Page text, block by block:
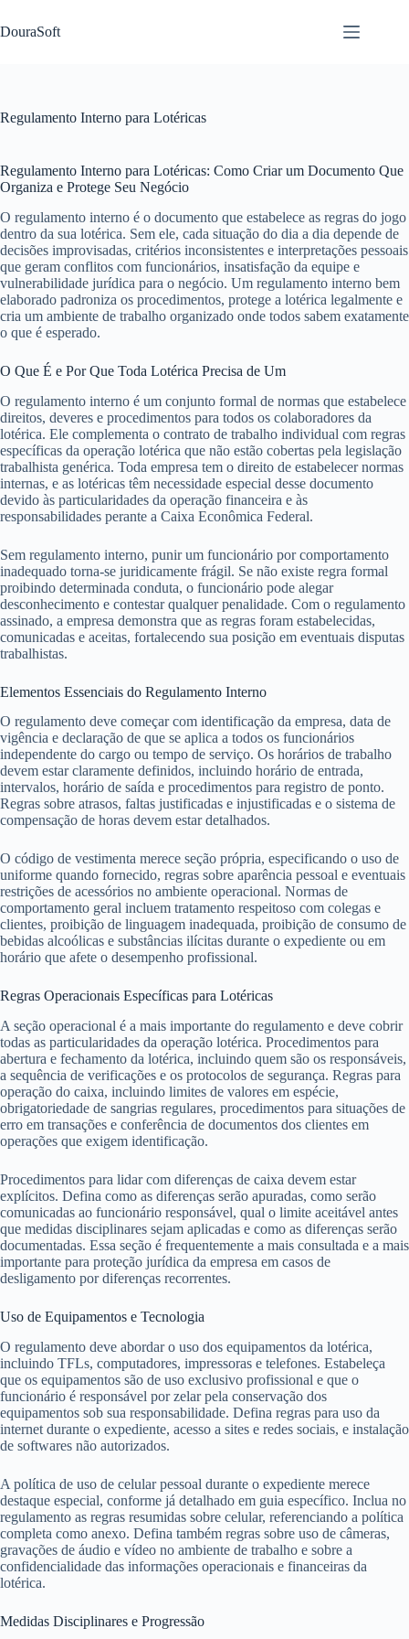
para
o
DouraSoft
Regulamento Interno para Lotéricas
Regulamento Interno para Lotéricas: Como Criar um Documento Que
Organiza e Protege Seu Negócio
O regulamento interno é o documento que estabelece as regras do jogo
dentro da sua lotérica. Sem ele, cada situação do dia a dia depende de
decisões improvisadas, critérios inconsistentes e interpretações pessoais
que geram conflitos com funcionários, insatisfação da equipe e
vulnerabilidade jurídica para o negócio. Um regulamento interno bem
elaborado padroniza os procedimentos, protege a lotérica legalmente e
cria um ambiente de trabalho organizado onde todos sabem exatamente
o que é esperado.
O Que É e Por Que Toda Lotérica Precisa de Um
O regulamento interno é um conjunto formal de normas que estabelece
direitos, deveres e procedimentos para todos os colaboradores da
lotérica. Ele complementa o contrato de trabalho individual com regras
específicas da operação lotérica que não estão cobertas pela legislação
trabalhista genérica. Toda empresa tem o direito de estabelecer normas
internas, e as lotéricas têm necessidade especial desse documento
devido às particularidades da operação financeira e às
responsabilidades perante a Caixa Econômica Federal.
Sem regulamento interno, punir um funcionário por comportamento
inadequado torna-se juridicamente frágil. Se não existe regra formal
proibindo determinada conduta, o funcionário pode alegar
desconhecimento e contestar qualquer penalidade. Com o regulamento
assinado, a empresa demonstra que as regras foram estabelecidas,
comunicadas e aceitas, fortalecendo sua posição em eventuais disputas
trabalhistas.
Elementos Essenciais do Regulamento Interno
O regulamento deve começar com identificação da empresa, data de
vigência e declaração de que se aplica a todos os funcionários
independente do cargo ou tempo de serviço. Os horários de trabalho
devem estar claramente definidos, incluindo horário de entrada,
intervalos, horário de saída e procedimentos para registro de ponto.
Regras sobre atrasos, faltas justificadas e injustificadas e o sistema de
compensação de horas devem estar detalhados.
O código de vestimenta merece seção própria, especificando o uso de
uniforme quando fornecido, regras sobre aparência pessoal e eventuais
restrições de acessórios no ambiente operacional. Normas de
comportamento geral incluem tratamento respeitoso com colegas e
clientes, proibição de linguagem inadequada, proibição de consumo de
bebidas alcoólicas e substâncias ilícitas durante o expediente ou em
horário que afete o desempenho profissional.
Regras Operacionais Específicas para Lotéricas
A seção operacional é a mais importante do regulamento e deve cobrir
todas as particularidades da operação lotérica. Procedimentos para
abertura e fechamento da lotérica, incluindo quem são os responsáveis,
a sequência de verificações e os protocolos de segurança. Regras para
operação do caixa, incluindo limites de valores em espécie,
obrigatoriedade de sangrias regulares, procedimentos para situações de
erro em transações e conferência de documentos dos clientes em
operações que exigem identificação.
Procedimentos para lidar com diferenças de caixa devem estar
explícitos. Defina como as diferenças serão apuradas, como serão
comunicadas ao funcionário responsável, qual o limite aceitável antes
que medidas disciplinares sejam aplicadas e como as diferenças serão
documentadas. Essa seção é frequentemente a mais consultada e a mais
importante para proteção jurídica da empresa em casos de
desligamento por diferenças recorrentes.
Uso de Equipamentos e Tecnologia
O regulamento deve abordar o uso dos equipamentos da lotérica,
incluindo TFLs, computadores, impressoras e telefones. Estabeleça
que os equipamentos são de uso exclusivo profissional e que o
funcionário é responsável por zelar pela conservação dos
equipamentos sob sua responsabilidade. Defina regras para uso da
internet durante o expediente, acesso a sites e redes sociais, e instalação
de softwares não autorizados.
A política de uso de celular pessoal durante o expediente merece
destaque especial, conforme já detalhado em guia específico. Inclua no
regulamento as regras resumidas sobre celular, referenciando a política
completa como anexo. Defina também regras sobre uso de câmeras,
gravações de áudio e vídeo no ambiente de trabalho e sobre a
confidencialidade das informações operacionais e financeiras da
lotérica.
Medidas Disciplinares e Progressão